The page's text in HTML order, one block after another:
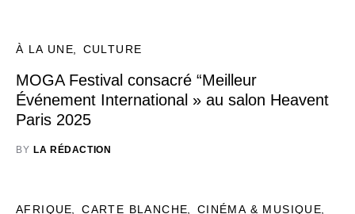
À LA UNE CULTURE
MOGA Festival consacré “Meilleur
Événement International » au salon Heavent
Paris 2025
BY LA RÉDACTION
AFRIQUE CARTE BLANCHE
CINÉMA & MUSIQUE